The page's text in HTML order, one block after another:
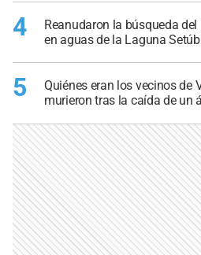
4
Reanudaron la búsqueda
en aguas de la Laguna
5
Quiénes eran los vecinos de
murieron tras la caída de un